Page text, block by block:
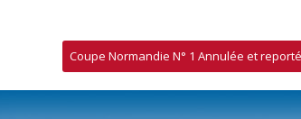
Coupe Normandie N° 1 Annulée et